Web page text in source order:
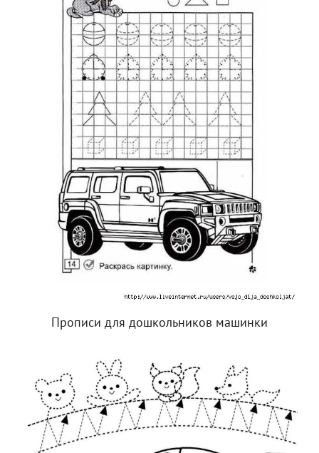
Прописи для дошкольников машинки